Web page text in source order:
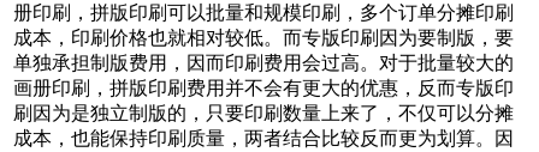
册印刷，拼版印刷可以批量和规模印刷，多个订单分摊印刷
成本，印刷价格也就相对较低。而专版印刷因为要制版，要
单独承担制版费用，因而印刷费用会过高。对于批量较大的
画册印刷，拼版印刷费用并不会有更大的优惠，反而专版印
刷因为是独立制版的，只要印刷数量上来了，不仅可以分摊
成本，也能保持印刷质量，两者结合比较反而更为划算。因